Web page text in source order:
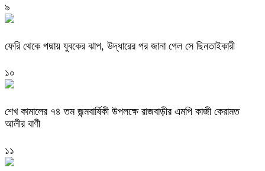
৯
ফেরি থেকে পদ্মায় যুবকের ঝাপ, উদ্ধারের পর জানা গেল সে ছিনতাইকারী
১০
শেখ কামালের ৭৪ তম জন্মবার্ষিকী উপলক্ষে রাজবাড়ীর এমপি কাজী কেরামত
আলীর বাণী
১১